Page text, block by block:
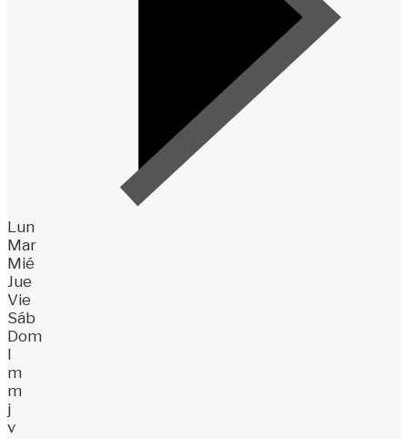
Lun
Mar
Mié
Jue
Vie
Sáb
Dom
l
m
m
j
v